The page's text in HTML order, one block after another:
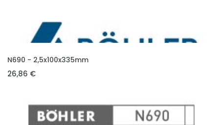
VLOŽIT DO KOŠÍKU
N690 - 2,5x100x335mm
26,86 €